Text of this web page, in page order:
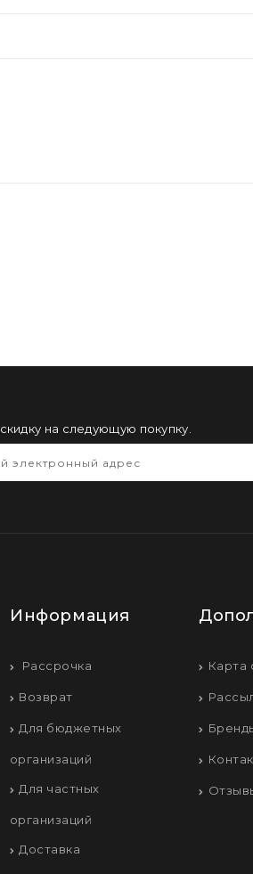
на следующую покупку.
Информация
Рассрочка
Возврат
Для бюджетных
организаций
Для частных
организаций
Доставка
Карта